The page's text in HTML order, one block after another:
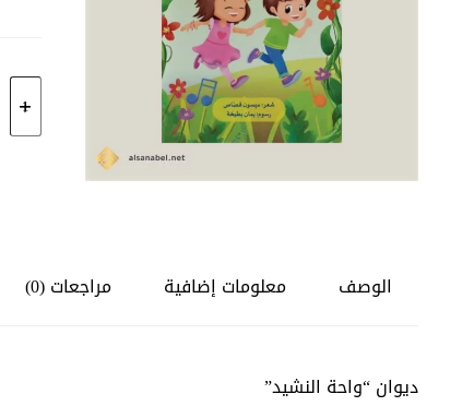
كمية
ديوان
الوصف معلومات إضافية مراجعات (0)
ديوان “واحة النشيد”